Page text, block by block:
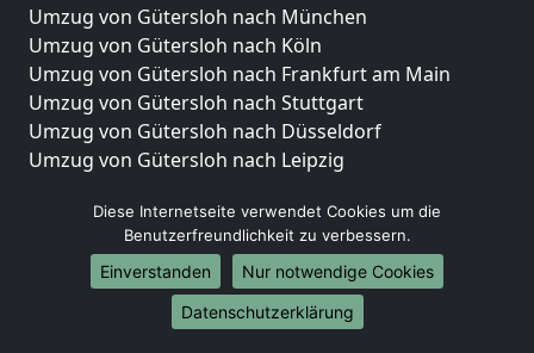
Umzug von Gütersloh nach München
Umzug von Gütersloh nach Köln
Umzug von Gütersloh nach Frankfurt am Main
Umzug von Gütersloh nach Stuttgart
Umzug von Gütersloh nach Düsseldorf
Umzug von Gütersloh nach Leipzig
Umzug von Gütersloh nach Essen
Umzug von Gütersloh nach Bremen
Umzug von Gütersloh nach Dresden
Umzug von Gütersloh nach Hannover
Umzug von Gütersloh nach Nürnberg
Diese Internetseite verwendet Cookies um die
Benutzerfreundlichkeit zu verbessern.
Einverstanden
Nur notwendige Cookies
Datenschutzerklärung